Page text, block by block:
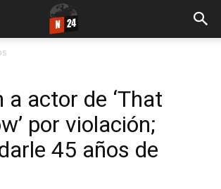
actor de ‘That
por violación;
45 años de